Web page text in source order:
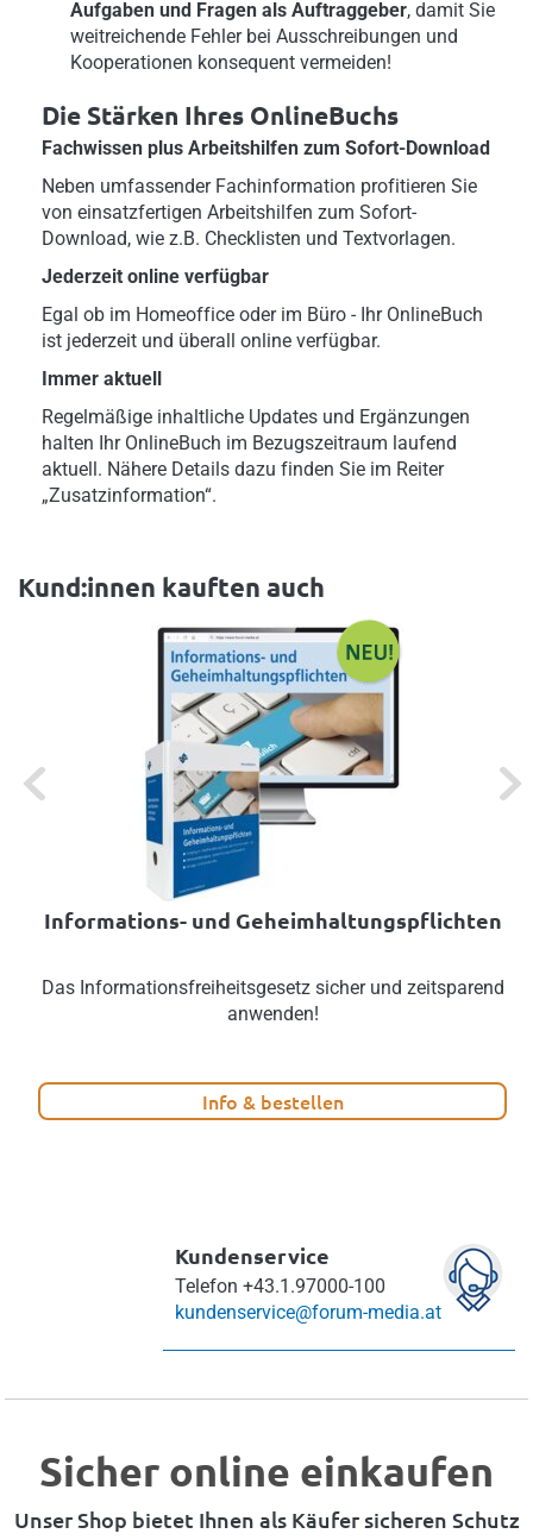
Aufgaben und Fragen als Auftraggeber, damit Sie
weitreichende Fehler bei Ausschreibungen und
Kooperationen konsequent vermeiden!
Die Stärken Ihres OnlineBuchs
Fachwissen plus Arbeitshilfen zum Sofort-Download
Neben umfassender Fachinformation profitieren Sie
von einsatzfertigen Arbeitshilfen zum Sofort-
Download, wie z.B. Checklisten und Textvorlagen.
Jederzeit online verfügbar
Egal ob im Homeoffice oder im Büro - Ihr OnlineBuch
ist jederzeit und überall online verfügbar.
Immer aktuell
Regelmäßige inhaltliche Updates und Ergänzungen
halten Ihr OnlineBuch im Bezugszeitraum laufend
aktuell. Nähere Details dazu finden Sie im Reiter
„Zusatzinformation“.
Kund:innen kauften auch
Previous Next
Informations- und Geheimhaltungspflichten
Das Informationsfreiheitsgesetz sicher und zeitsparend
anwenden!
Info & bestellen
Kundenservice
Telefon +43.1.97000-100
kundenservice@forum-media.at
Sicher online einkaufen
Unser Shop bietet Ihnen als Käufer sicheren Schutz